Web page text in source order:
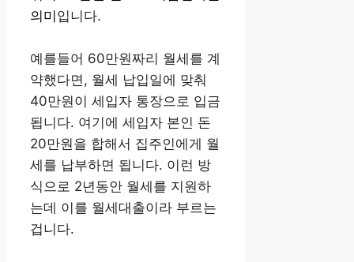
의미입니다.
예를들어 60만원짜리 월세를 계
약했다면, 월세 납입일에 맞춰
40만원이 세입자 통장으로 입금
됩니다. 여기에 세입자 본인 돈
20만원을 합해서 집주인에게 월
세를 납부하면 됩니다. 이런 방
식으로 2년동안 월세를 지원하
는데 이를 월세대출이라 부르는
겁니다.